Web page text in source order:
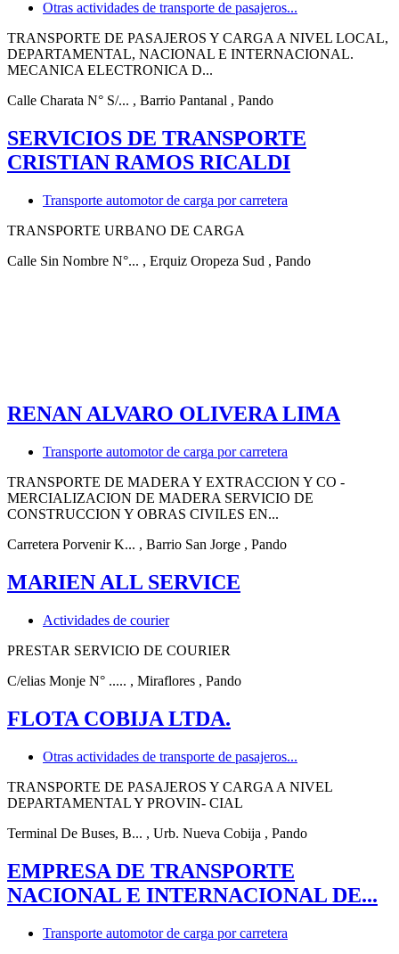
Otras actividades de transporte de pasajeros...
TRANSPORTE DE PASAJEROS Y CARGA A NIVEL LOCAL,
DEPARTAMENTAL, NACIONAL E INTERNACIONAL.
MECANICA ELECTRONICA D...
Calle Charata N° S/... , Barrio Pantanal , Pando
SERVICIOS DE TRANSPORTE
CRISTIAN RAMOS RICALDI
Transporte automotor de carga por carretera
TRANSPORTE URBANO DE CARGA
Calle Sin Nombre N°... , Erquiz Oropeza Sud , Pando
RENAN ALVARO OLIVERA LIMA
Transporte automotor de carga por carretera
TRANSPORTE DE MADERA Y EXTRACCION Y CO -
MERCIALIZACION DE MADERA SERVICIO DE
CONSTRUCCION Y OBRAS CIVILES EN...
Carretera Porvenir K... , Barrio San Jorge , Pando
MARIEN ALL SERVICE
Actividades de courier
PRESTAR SERVICIO DE COURIER
C/elias Monje N° ..... , Miraflores , Pando
FLOTA COBIJA LTDA.
Otras actividades de transporte de pasajeros...
TRANSPORTE DE PASAJEROS Y CARGA A NIVEL
DEPARTAMENTAL Y PROVIN- CIAL
Terminal De Buses, B... , Urb. Nueva Cobija , Pando
EMPRESA DE TRANSPORTE
NACIONAL E INTERNACIONAL DE...
Transporte automotor de carga por carretera